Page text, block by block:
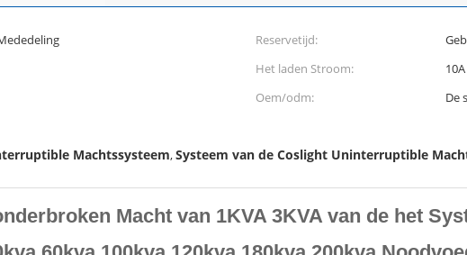
Reservetijd:
Het laden Stroom:
Oem/odm:
De
Machtssysteem,Systeem van de Coslight Uninterruptible
Macht van 1KVA 3KVA van de het